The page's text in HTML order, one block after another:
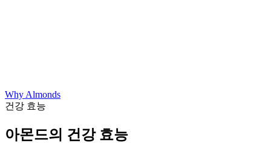
Why Almonds
건강 효능
아몬드의 건강 효능